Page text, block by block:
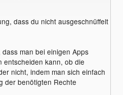
dass du nicht ausgeschnüffelt
man bei einigen Apps
entscheiden kann, ob die
nicht, indem man sich einfach
der benötigten Rechte